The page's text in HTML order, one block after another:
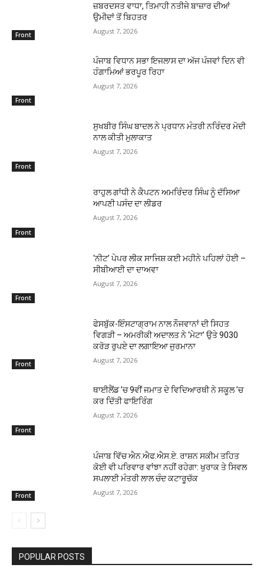
Front
ਜ਼ਬਰਦਸਤ ਵਾਧਾ, ਤਿਮਾਹੀ ਨਤੀਜੇ ਬਾਜ਼ਾਰ ਦੀਆਂ
ਉਮੀਦਾਂ ਤੋਂ ਬਿਹਤਰ
August 7, 2026
Front
ਪੰਜਾਬ ਵਿਧਾਨ ਸਭਾ ਇਜਲਾਸ ਦਾ ਅੱਜ ਪੰਜਵਾਂ ਦਿਨ ਵੀ
ਹੰਗਾਮਿਆਂ ਭਰਪੂਰ ਰਿਹਾ
August 7, 2026
Front
ਸੁਖਬੀਰ ਸਿੰਘ ਬਾਦਲ ਨੇ ਪ੍ਰਧਾਨ ਮੰਤਰੀ ਨਰਿੰਦਰ ਮੋਦੀ
ਨਾਲ ਕੀਤੀ ਮੁਲਾਕਾਤ
August 7, 2026
Front
ਰਾਹੁਲ ਗਾਂਧੀ ਨੇ ਕੈਪਟਨ ਅਮਰਿੰਦਰ ਸਿੰਘ ਨੂੰ ਦੱਸਿਆ
ਆਪਣੀ ਪਸੰਦ ਦਾ ਲੀਡਰ
August 7, 2026
Front
‘ਨੀਟ’ ਪੇਪਰ ਲੀਕ ਸਾਜਿਸ਼ ਕਈ ਮਹੀਨੇ ਪਹਿਲਾਂ ਹੋਈ –
ਸੀਬੀਆਈ ਦਾ ਦਾਅਵਾ
August 7, 2026
Front
ਫੇਸਬੁੱਕ-ਇੰਸਟਾਗ੍ਰਾਮ ਨਾਲ ਨੌਜਵਾਨਾਂ ਦੀ ਸਿਹਤ
ਵਿਗੜੀ – ਅਮਰੀਕੀ ਅਦਾਲਤ ਨੇ ‘ਮੇਟਾ’ ਉਤੇ 9030
ਕਰੋੜ ਰੁਪਏ ਦਾ ਲਗਾਇਆ ਜੁਰਮਾਨਾ
August 7, 2026
Front
ਥਾਈਲੈਂਡ ’ਚ 9ਵੀਂ ਜਮਾਤ ਦੇ ਵਿਦਿਆਰਥੀ ਨੇ ਸਕੂਲ ’ਚ
ਕਰ ਦਿੱਤੀ ਫਾਇਰਿੰਗ
August 7, 2026
Front
ਪੰਜਾਬ ਵਿੱਚ ਐਨ.ਐਫ.ਐਸ.ਏ. ਰਾਸ਼ਨ ਸਕੀਮ ਤਹਿਤ
ਕੋਈ ਵੀ ਪਰਿਵਾਰ ਵਾਂਝਾ ਨਹੀਂ ਰਹੇਗਾ: ਖੁਰਾਕ ਤੇ ਸਿਵਲ
ਸਪਲਾਈ ਮੰਤਰੀ ਲਾਲ ਚੰਦ ਕਟਾਰੂਚੱਕ
August 7, 2026
POPULAR POSTS